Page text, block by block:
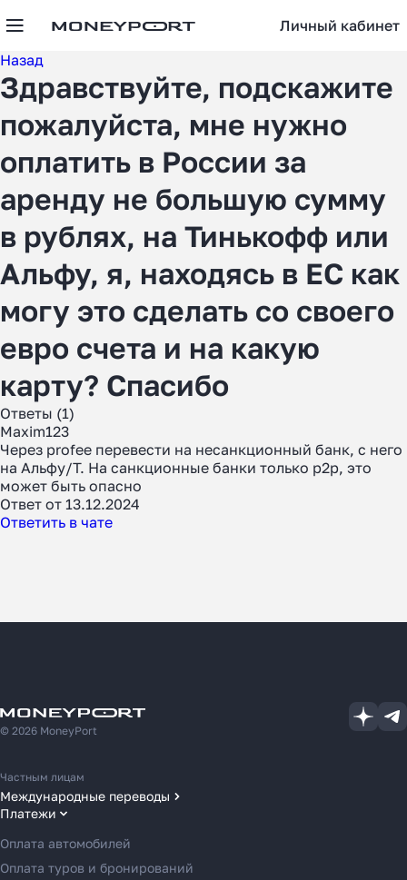
Личный кабинет
Назад
Здравствуйте, подскажите
пожалуйста, мне нужно
оплатить в России за
аренду не большую сумму
в рублях, на Тинькофф или
Альфу, я, находясь в ЕС как
могу это сделать со своего
евро счета и на какую
карту? Спасибо
Ответы (1)
Maxim123
Через profee перевести на несанкционный банк, с него
на Альфу/Т. На санкционные банки только р2р, это
может быть опасно
Ответ от 13.12.2024
Ответить в чате
© 2026 MoneyPort
Частным лицам
Международные переводы
Переводы в США
Переводы в ОАЭ
Переводы в Европу
Платежи
Оплата автомобилей
Оплата туров и бронирований